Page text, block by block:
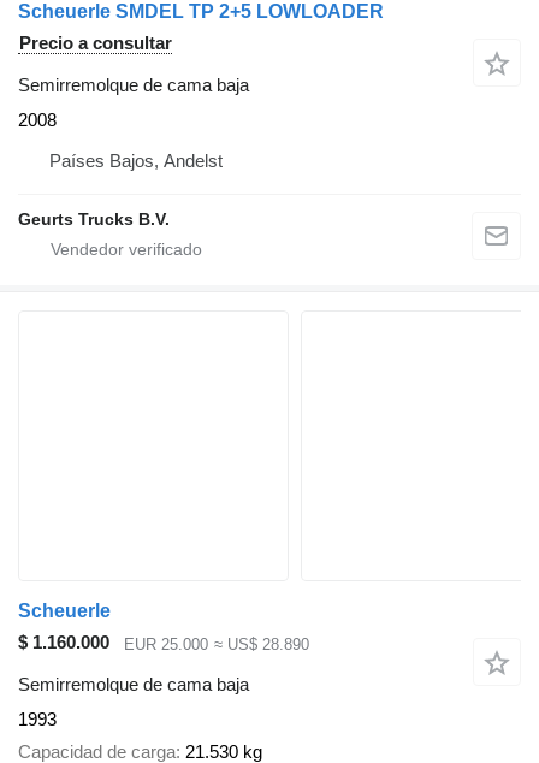
Scheuerle SMDEL TP 2+5 LOWLOADER
Precio a consultar
Semirremolque de cama baja
2008
Países Bajos, Andelst
Geurts Trucks B.V.
Scheuerle
$ 1.160.000
EUR 25.000 ≈ US$ 28.890
Semirremolque de cama baja
1993
Capacidad de carga 21.530 kg